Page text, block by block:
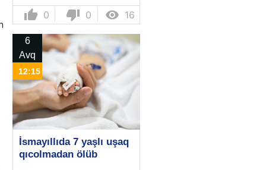
thumb_up 0 thumb_down 0  16
6
Avq
12:15
İsmayıllıda 7 yaşlı uşaq
qıcolmadan ölüb